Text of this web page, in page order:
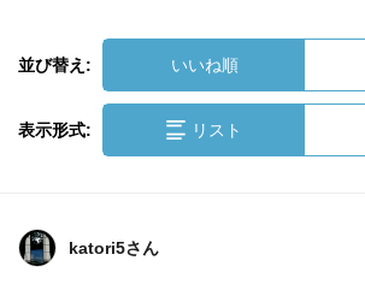
並び替え: いいね順
表示形式: リスト
katori5さん